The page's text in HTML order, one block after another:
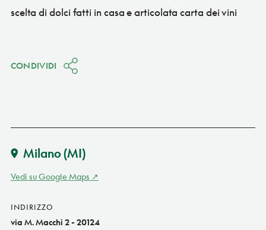
scelta di dolci fatti in casa e articolata carta dei vini
CONDIVIDI
Milano(MI)
Vedi su Google Maps
INDIRIZZO
via M. Macchi 2 - 20124